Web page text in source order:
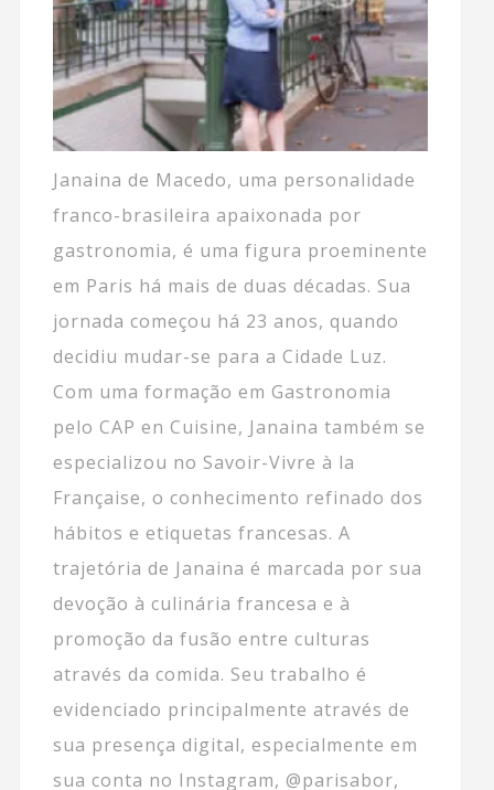
Janaina de Macedo, uma personalidade
franco-brasileira apaixonada por
gastronomia, é uma figura proeminente
em Paris há mais de duas décadas. Sua
jornada começou há 23 anos, quando
decidiu mudar-se para a Cidade Luz.
Com uma formação em Gastronomia
pelo CAP en Cuisine, Janaina também se
especializou no Savoir-Vivre à la
Française, o conhecimento refinado dos
hábitos e etiquetas francesas. A
trajetória de Janaina é marcada por sua
devoção à culinária francesa e à
promoção da fusão entre culturas
através da comida. Seu trabalho é
evidenciado principalmente através de
sua presença digital, especialmente em
sua conta no Instagram, @parisabor,